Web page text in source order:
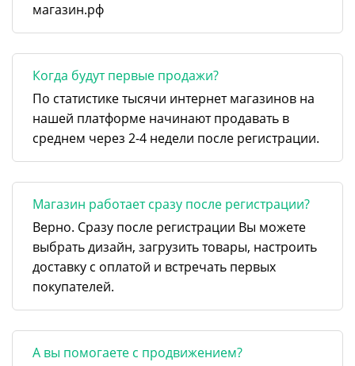
магазин.рф
Когда будут первые продажи?
По статистике тысячи интернет магазинов на
нашей платформе начинают продавать в
среднем через 2-4 недели после регистрации.
Магазин работает сразу после регистрации?
Верно. Сразу после регистрации Вы можете
выбрать дизайн, загрузить товары, настроить
доставку с оплатой и встречать первых
покупателей.
А вы помогаете с продвижением?